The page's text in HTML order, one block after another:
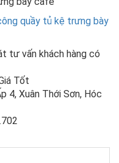
quầy tủ kệ trưng bày
tư vấn khách hàng có
Tốt
4, Xuân Thới Sơn, Hóc